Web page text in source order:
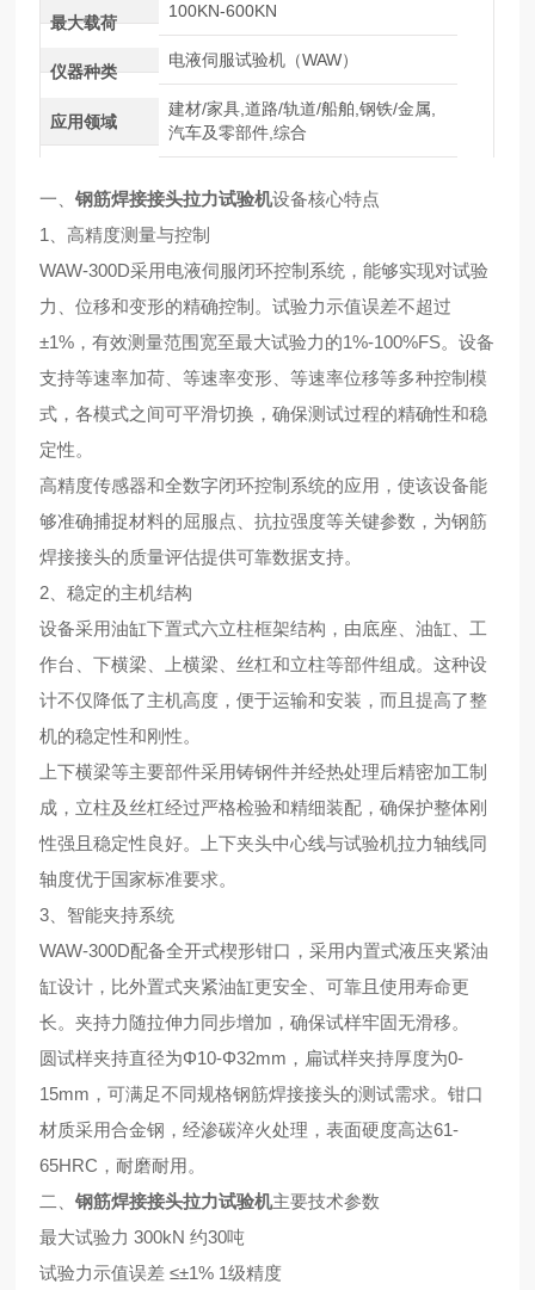
最大载荷
100KN-600KN
仪器种类
电液伺服试验机（WAW）
应用领域
建材/家具,道路/轨道/船舶,钢铁/金属,
汽车及零部件,综合
一、钢筋焊接接头拉力试验机设备核心特点
1、高精度测量与控制
WAW-300D采用电液伺服闭环控制系统，能够实现对试验
力、位移和变形的精确控制。试验力示值误差不超过
±1% ，有效测量范围宽至最大试验力的1%-100%FS。设备
支持等速率加荷、等速率变形、等速率位移等多种控制模
式，各模式之间可平滑切换，确保测试过程的精确性和稳
定性。
高精度传感器和全数字闭环控制系统的应用，使该设备能
够准确捕捉材料的屈服点、抗拉强度等关键参数，为钢筋
焊接接头的质量评估提供可靠数据支持。
2、稳定的主机结构
设备采用油缸下置式六立柱框架结构，由底座、油缸、工
作台、下横梁、上横梁、丝杠和立柱等部件组成。这种设
计不仅降低了主机高度，便于运输和安装，而且提高了整
机的稳定性和刚性。
上下横梁等主要部件采用铸钢件并经热处理后精密加工制
成，立柱及丝杠经过严格检验和精细装配，确保护整体刚
性强且稳定性良好。上下夹头中心线与试验机拉力轴线同
轴度优于国家标准要求。
3、智能夹持系统
WAW-300D配备全开式楔形钳口，采用内置式液压夹紧油
缸设计，比外置式夹紧油缸更安全、可靠且使用寿命更
长。夹持力随拉伸力同步增加，确保试样牢固无滑移。
圆试样夹持直径为Φ10-Φ32mm ，扁试样夹持厚度为0-
15mm，可满足不同规格钢筋焊接接头的测试需求。钳口
材质采用合金钢，经渗碳淬火处理，表面硬度高达61-
65HRC，耐磨耐用。
二、钢筋焊接接头拉力试验机主要技术参数
最大试验力 300kN 约30吨
试验力示值误差 ≤±1% 1级精度